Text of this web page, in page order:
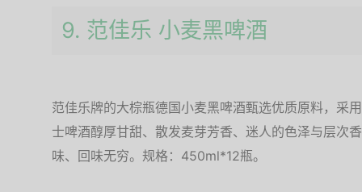
9. 范佳乐 小麦黑啤酒
范佳乐牌的大棕瓶德国小麦黑啤酒甄选优质原料，采
士啤酒醇厚甘甜、散发麦芽芳香、迷人的色泽与层次
味、回味无穷。规格：450ml*12瓶。